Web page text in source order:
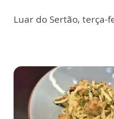
Luar do Sertão, terça-